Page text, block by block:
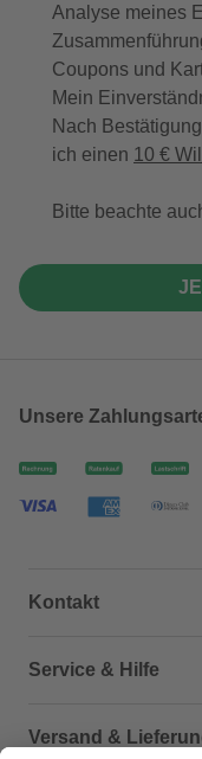
Analyse meines
Coupons und
Mein
Nach
ich einen 10 €
Bitte beachte
Unsere
Kontakt
Dein Kontakt zu uns
Service & Hilfe
Häufige Fragen
Versand &